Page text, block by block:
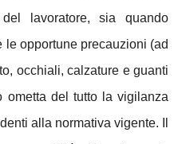
lavoratore, sia quando
le opportune precauzioni (ad
occhiali, calzature e guanti
ometta del tutto la vigilanza
alla normativa vigente. Il